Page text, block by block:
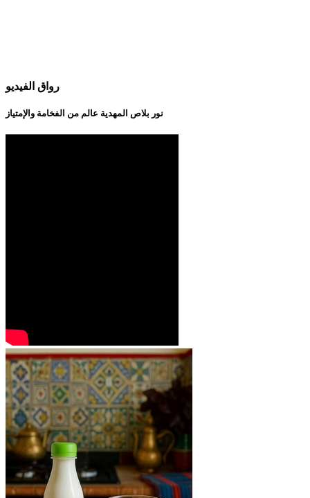
رواق الفيديو
نور بلاص المهدية عالم من الفخامة والإمتياز